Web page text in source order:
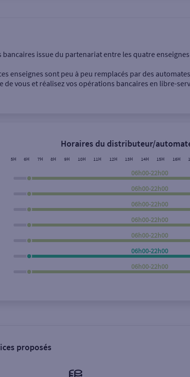
Retrait de monnaie €
Rue
issue du partenariat entre les quatre enseignes
enseignes sont peu à peu remplacés par des
de vous et réalisez vos opérations bancaires en libre-
Horaires du distributeur/
5H 6H 7H 8H 9H 10H 11H 12H 13H 14H 15H 16H
06h00-22h00
06h00-22h00
06h00-22h00
06h00-22h00
06h00-22h00
06h00-22h00
06h00-22h00
proposés